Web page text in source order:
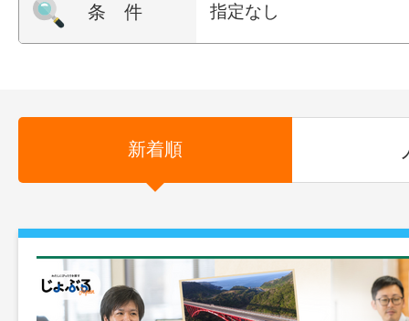
条 件 指定なし
新着順